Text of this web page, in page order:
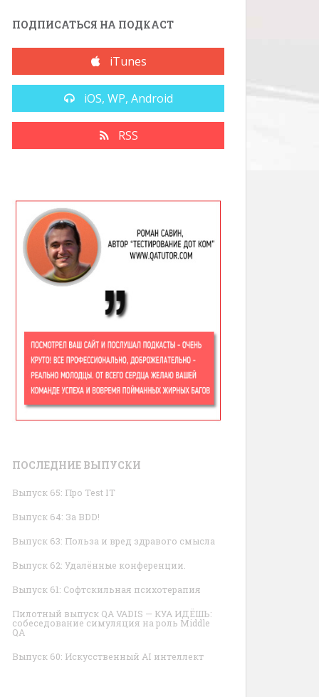
ПОДПИСАТЬСЯ НА ПОДКАСТ
iTunes
iOS, WP, Android
RSS
ПОСЛЕДНИЕ ВЫПУСКИ
Выпуск 65: Про Test IT
Выпуск 64: За BDD!
Выпуск 63: Польза и вред здравого смысла
Выпуск 62: Удалённые конференции.
Выпуск 61: Софтскильная психотерапия
Пилотный выпуск QA VADIS — КУА ИДЁШЬ:
собеседование симуляция на роль Middle
QA
Выпуск 60: Искусственный AI интеллект